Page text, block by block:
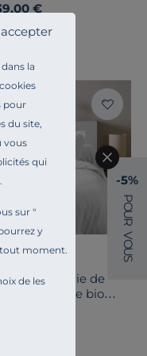
la
pour
du site,
vous
qui
sur "
y
moment.
de les
€
housse literie de
percale bio
-5%
P
O
U
R
V
O
U
S